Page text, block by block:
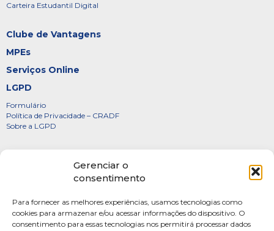
Gerenciar o
consentimento
Para fornecer as melhores experiências, usamos tecnologias como
cookies para armazenar e/ou acessar informações do dispositivo. O
consentimento para essas tecnologias nos permitirá processar dados
Carteira Estudantil Digital
Clube de Vantagens
MPEs
Serviços Online
LGPD
Formulário
Política de Privacidade – CRADF
Sobre a LGPD
Diretoria
FOTOS